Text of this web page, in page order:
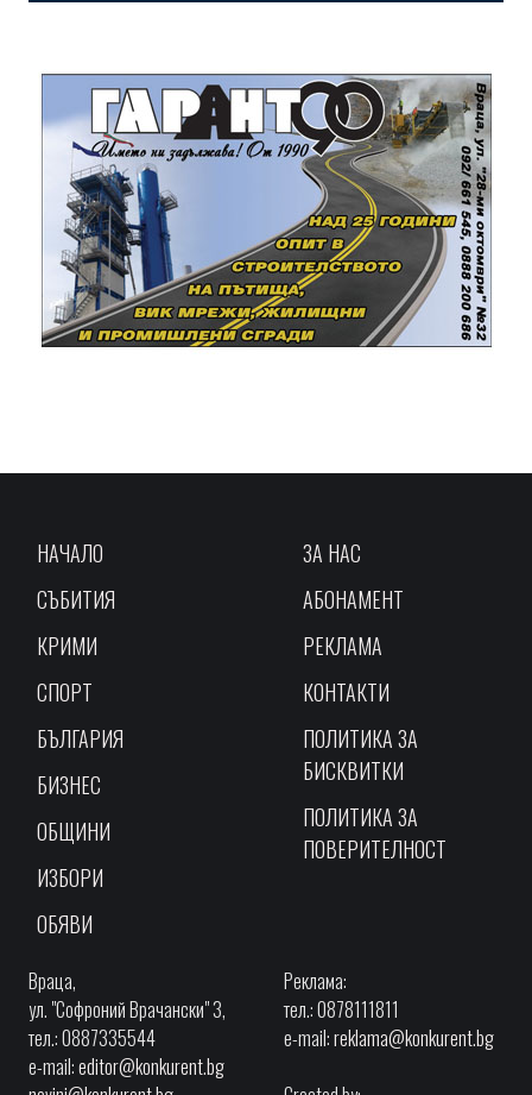
НАЧАЛО
СЪБИТИЯ
КРИМИ
СПОРТ
БЪЛГАРИЯ
БИЗНЕС
ОБЩИНИ
ИЗБОРИ
ОБЯВИ
ЗА НАС
АБОНАМЕНТ
РЕКЛАМА
КОНТАКТИ
ПОЛИТИКА ЗА
БИСКВИТКИ
ПОЛИТИКА ЗА
ПОВЕРИТЕЛНОСТ
Враца,
ул. "Софроний Врачански" 3,
тел.: 0887335544
e-mail:editor@konkurent.bg
Реклама:
тел.: 0878111811
e-mail:reklama@konkurent.bg